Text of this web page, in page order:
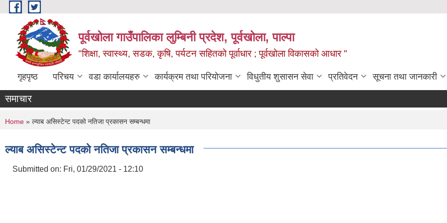
Skip to main content
पूर्वखोला गाउँपालिका लुम्बिनी प्रदेश, पूर्वखोला, पाल्पा
"शिक्षा, स्वास्थ्य, सडक, कृषि, पर्यटन सहितको पूर्वाधार ; पूर्वखोला विकासको आधार "
गृहपृष्ठ परिचय वडा कार्यालयहरु कार्यक्रम तथा परियोजना विधुतीय शुसासन सेवा प्रतिवेदन सूचना तथा जानकारी
समाचार
You are here
Home » ल्याब असिस्टेन्ट पदको नतिजा प्रकासन सम्बन्धमा
ल्याब असिस्टेन्ट पदको नतिजा प्रकासन सम्बन्धमा
Submitted on: Fri, 01/29/2021 - 12:10